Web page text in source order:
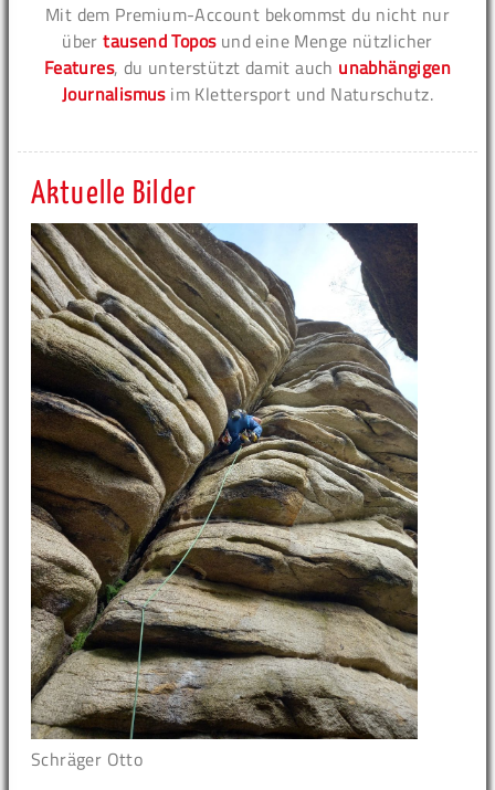
Mit dem Premium-Account bekommst du nicht nur
übertausend Toposund eine Menge nützlicher
Features, du unterstützt damit auch unabhängigen
Journalismusim Klettersport und Naturschutz.
Aktuelle Bilder
Schräger Otto